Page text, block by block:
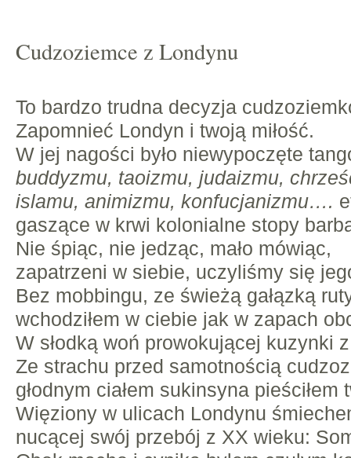
Cudzoziemce z Londynu
To bardzo trudna decyzja
Zapomnieć Londyn i twoją miłość.
W jej nagości było niewypoczęte
buddyzmu, taoizmu, judaizmu,
islamu, animizmu, konfucjanizmu….
gaszące w krwi kolonialne stopy
Nie śpiąc, nie jedząc, mało mówiąc,
zapatrzeni w siebie, uczyliśmy się
Bez mobbingu, ze świeżą gałązką
wchodziłem w ciebie jak w zapach
W słodką woń prowokującej kuzynki
Ze strachu przed samotnością
głodnym ciałem sukinsyna pieściłem
Więziony w ulicach Londynu
nucącej swój przebój z XX wieku: